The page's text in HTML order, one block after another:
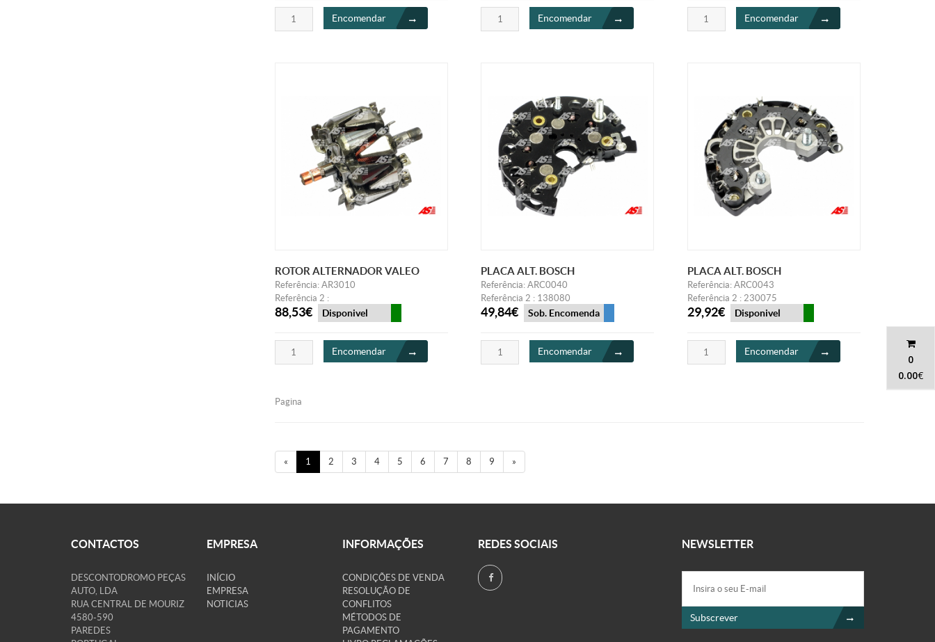
0
0.00€
Encomendar Encomendar Encomendar
ROTOR ALTERNADOR VALEO
Referência: AR3010
Referência 2 :
88,53€ Disponivel
Encomendar
PLACA ALT. BOSCH
Referência: ARC0040
Referência 2 : 138080
49,84€ Sob. Encomenda
Encomendar
PLACA ALT. BOSCH
Referência: ARC0043
Referência 2 : 230075
29,92€ Disponivel
Encomendar
Pagina
« 1 2 3 4 5 6 7 8 9 »
CONTACTOS
DESCONTODROMO PEÇAS
AUTO, LDA
RUA CENTRAL DE MOURIZ
4580-590
PAREDES
EMPRESA
INÍCIO
EMPRESA
NOTICIAS
INFORMAÇÕES
CONDIÇÕES DE VENDA
RESOLUÇÃO DE
CONFLITOS
MÉTODOS DE
PAGAMENTO
REDES SOCIAIS NEWSLETTER
Subscrever